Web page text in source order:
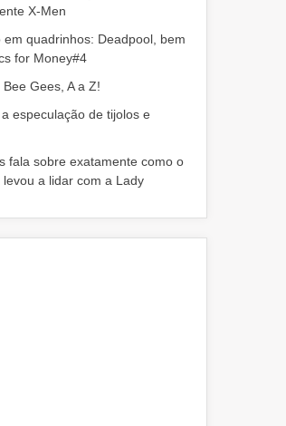
X-Men
em quadrinhos: Deadpool, bem
for Money#4
Gees, A a Z!
especulação de tijolos e
fala sobre exatamente como o
levou a lidar com a Lady